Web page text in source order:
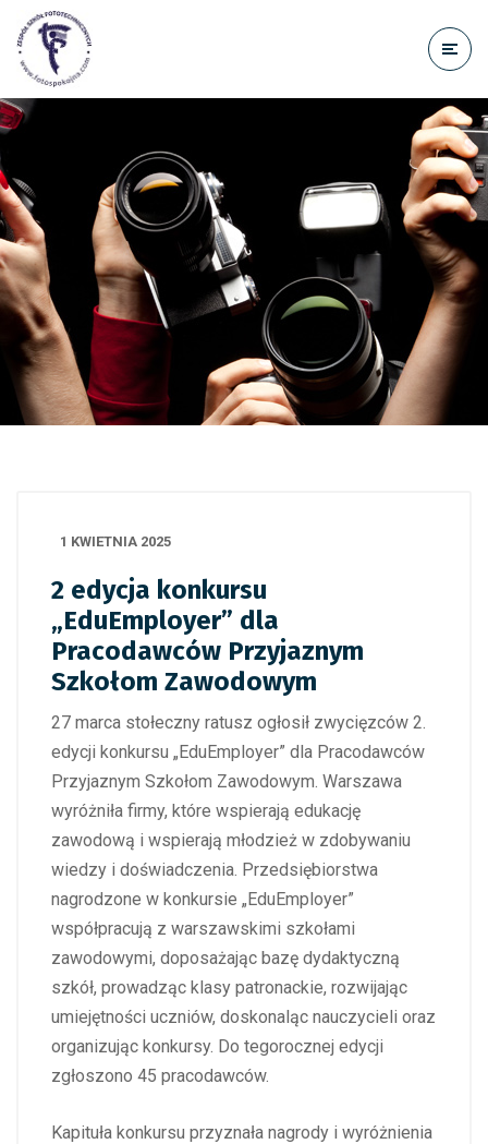
treści
1 KWIETNIA 2025
2 edycja konkursu
„EduEmployer” dla
Pracodawców Przyjaznym
Szkołom Zawodowym
27 marca stołeczny ratusz ogłosił zwycięzców 2.
edycji konkursu „EduEmployer” dla Pracodawców
Przyjaznym Szkołom Zawodowym. Warszawa
wyróżniła firmy, które wspierają edukację
zawodową i wspierają młodzież w zdobywaniu
wiedzy i doświadczenia. Przedsiębiorstwa
nagrodzone w konkursie „EduEmployer”
współpracują z warszawskimi szkołami
zawodowymi, doposażając bazę dydaktyczną
szkół, prowadząc klasy patronackie, rozwijając
umiejętności uczniów, doskonaląc nauczycieli oraz
organizując konkursy. Do tegorocznej edycji
zgłoszono 45 pracodawców.
Kapituła konkursu przyznała nagrody i wyróżnienia